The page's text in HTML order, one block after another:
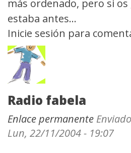
más ordenado, pero si
estaba antes...
Inicie sesión para
Radio fabela
Enlace permanente
Lun, 22/11/2004 - 19:07